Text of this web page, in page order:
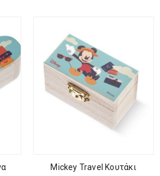
Mickey Travel Κουτάκι